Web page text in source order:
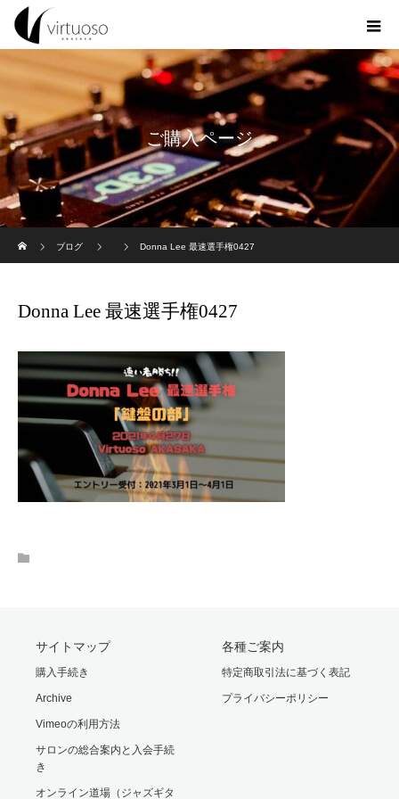
ご購入ページ
ブログ
Donna Lee 最速選手権0427
Donna Lee 最速選手権0427
サイトマップ
購入手続き
Archive
Vimeoの利用方法
サロンの総合案内と入会手続
き
オンライン道場（ジャズギタ
各種ご案内
特定商取引法に基づく表記
プライバシーポリシー